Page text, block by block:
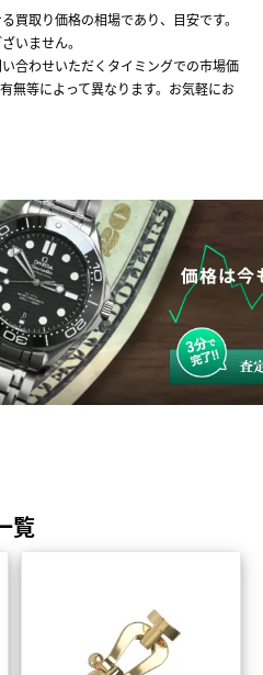
買取り価格の相場であり、目安です。
いません。
合わせいただくタイミングでの市場価
無等によって異なります。お気軽にお
覧